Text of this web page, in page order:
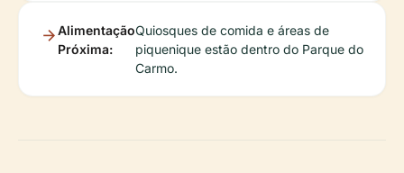
Alimentação
Próxima:
Quiosques de comida e áreas de
piquenique estão dentro do Parque do
Carmo.